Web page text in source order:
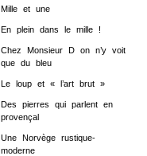
Mille et une
En plein dans le mille !
Chez Monsieur D on n’y voit
que du bleu
Le loup et « l’art brut »
Des pierres qui parlent en
provençal
Une Norvège rustique-
moderne